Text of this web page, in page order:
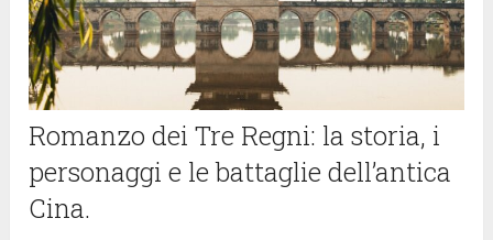
Romanzo dei Tre Regni: la storia, i
personaggi e le battaglie dell’antica
Cina.